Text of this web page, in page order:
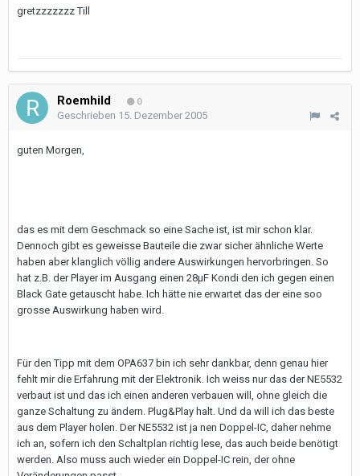
gretzzzzzzz Till
Roemhild 0
Geschrieben 15. Dezember 2005
guten Morgen,
das es mit dem Geschmack so eine Sache ist, ist mir schon klar.
Dennoch gibt es geweisse Bauteile die zwar sicher ähnliche Werte
haben aber klanglich völlig andere Auswirkungen hervorbringen. So
hat z.B. der Player im Ausgang einen 28µF Kondi den ich gegen einen
Black Gate getauscht habe. Ich hätte nie erwartet das der eine soo
grosse Auswirkung haben wird.
Für den Tipp mit dem OPA637 bin ich sehr dankbar, denn genau hier
fehlt mir die Erfahrung mit der Elektronik. Ich weiss nur das der NE5532
verbaut ist und das ich einen anderen verbauen will, ohne gleich die
ganze Schaltung zu ändern. Plug&Play halt. Und da will ich das beste
aus dem Player holen. Der NE5532 ist ja nen Doppel-IC, daher nehme
ich an, sofern ich den Schaltplan richtig lese, das auch beide benötigt
werden. Also muss auch wieder ein Doppel-IC rein, der ohne